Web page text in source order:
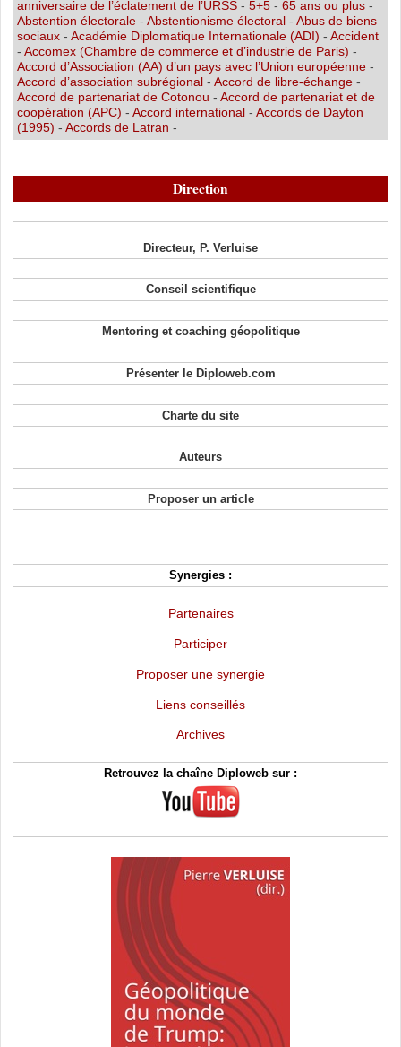
anniversaire de l’éclatement de l’URSS- 5+5- 65 ans ou plus-
Abstention électorale- Abstentionisme électoral- Abus de biens
sociaux- Académie Diplomatique Internationale (ADI) - Accident
- Accomex (Chambre de commerce et d’industrie de Paris) -
Accord d’Association (AA) d’un pays avec l’Union européenne-
Accord d’association subrégional- Accord de libre-échange-
Accord de partenariat de Cotonou - Accord de partenariat et de
coopération (APC) - Accord international- Accords de Dayton
(1995) - Accords de Latran -
Direction
Directeur, P. Verluise
Conseil scientifique
Mentoring et coaching géopolitique
Présenter le Diploweb.com
Charte du site
Auteurs
Proposer un article
Synergies :
Partenaires
Participer
Proposer une synergie
Liens conseillés
Archives
Retrouvez la chaîne Diploweb sur :